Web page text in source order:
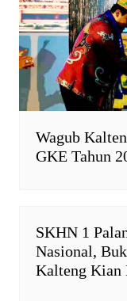
l
y
Wagub
GKE Tahun
SKHN 1
Nasional,
Kalteng